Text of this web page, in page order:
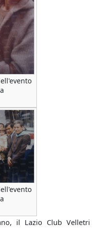
il Lazio Club Velletri